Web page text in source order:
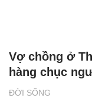
ĐỜI SỐNG
Vợ chồng ở
hàng chục